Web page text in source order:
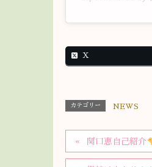
X
カテゴリー NEWS
関口恵自己紹介